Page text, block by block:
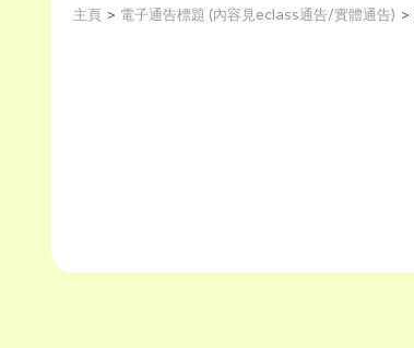
主頁 電子通告標題 (內容見eclass通告/實體通告)